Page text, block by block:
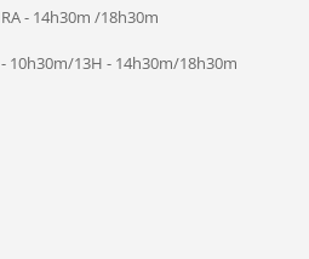
- 14h30m /18h30m
- 10h30m/13H - 14h30m/18h30m